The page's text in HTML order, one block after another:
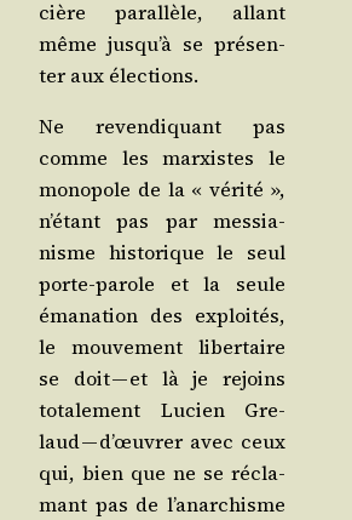
cière paral­lèle, allant
même jus­qu’à se pré­sen­
ter aux élections.
Ne reven­di­quant pas
comme les mar­xistes le
mono­pole de la « véri­té »,
n’é­tant pas par mes­sia­
nisme his­to­rique le seul
porte-parole et la seule
éma­na­tion des exploi­tés,
le mou­ve­ment liber­taire
se doit — et là je rejoins
tota­le­ment Lucien Gre­
laud — d’œu­vrer avec ceux
qui, bien que ne se récla­
mant pas de l’a­nar­chisme